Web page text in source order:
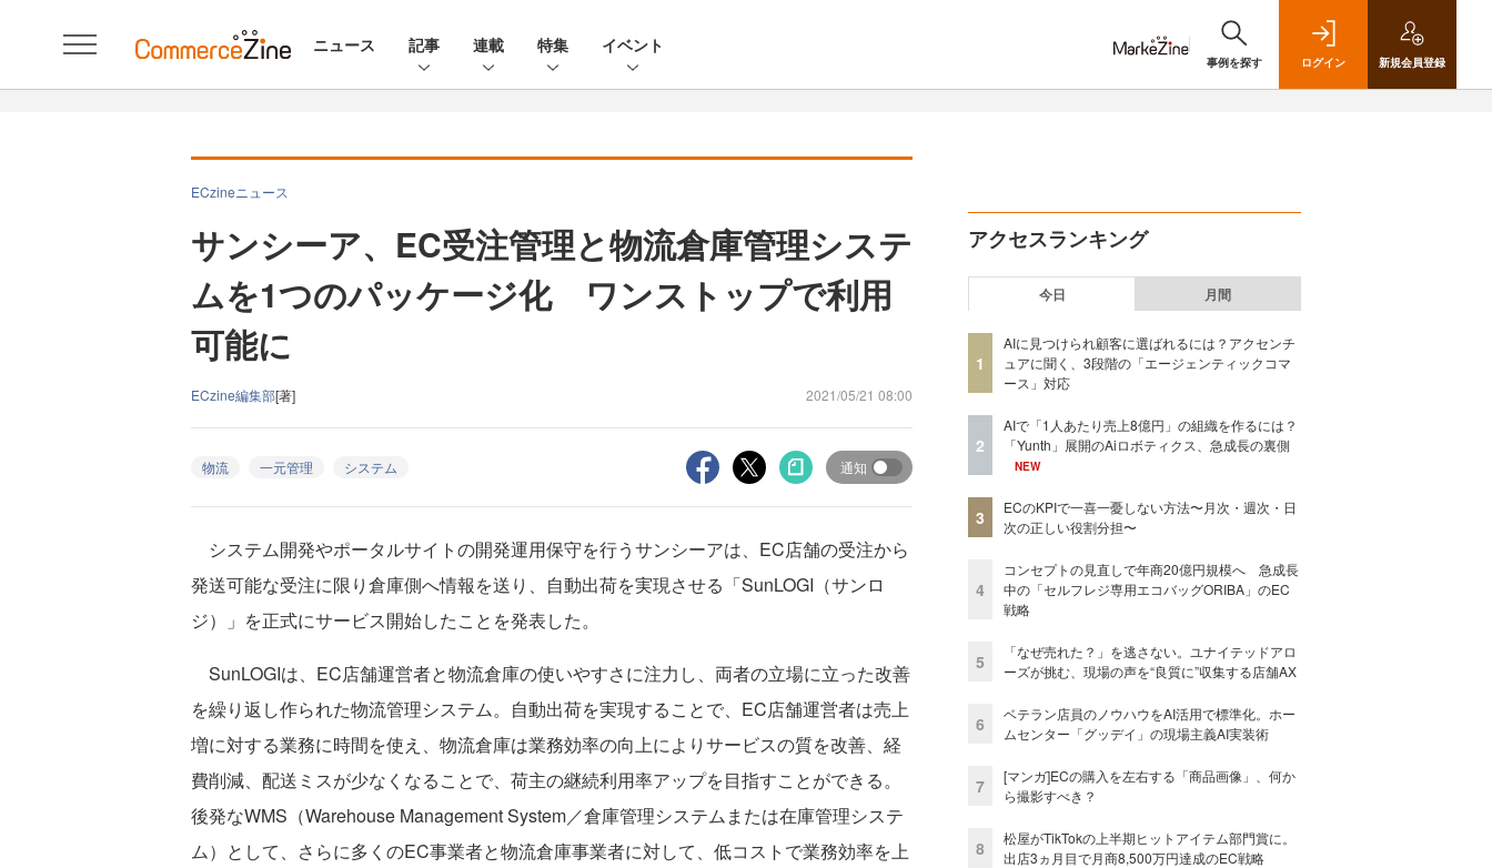
ニュース 記事 連載 特集 イベント
事例を探す ログイン 新規会員登録
ECzineニュース
サンシーア、EC受注管理と物流倉庫管理システ
ムを1つのパッケージ化 ワンストップで利用
可能に
ECzine編集部[著] 2021/05/21 08:00
物流 一元管理 システム 通知
システム開発やポータルサイトの開発運用保守を行うサンシーアは、EC店舗の受注から
発送可能な受注に限り倉庫側へ情報を送り、自動出荷を実現させる「SunLOGI（サンロ
ジ）」を正式にサービス開始したことを発表した。
SunLOGIは、EC店舗運営者と物流倉庫の使いやすさに注力し、両者の立場に立った改善
を繰り返し作られた物流管理システム。自動出荷を実現することで、EC店舗運営者は売上
増に対する業務に時間を使え、物流倉庫は業務効率の向上によりサービスの質を改善、経
費削減、配送ミスが少なくなることで、荷主の継続利用率アップを目指すことができる。
後発なWMS（Warehouse Management System／倉庫管理システムまたは在庫管理システ
ム）として、さらに多くのEC事業者と物流倉庫事業者に対して、低コストで業務効率を上
アクセスランキング
今日 月間
1
AIに見つけられ顧客に選ばれるには？アクセンチ
ュアに聞く、3段階の「エージェンティックコマ
ース」対応
2
AIで「1人あたり売上8億円」の組織を作るには？
「Yunth」展開のAiロボティクス、急成長の裏側
NEW
3
ECのKPIで一喜一憂しない方法〜月次・週次・日
次の正しい役割分担〜
4
コンセプトの見直しで年商20億円規模へ 急成長
中の「セルフレジ専用エコバッグORIBA」のEC
戦略
5
「なぜ売れた？」を逃さない。ユナイテッドアロ
ーズが挑む、現場の声を“良質に”収集する店舗AX
6
ベテラン店員のノウハウをAI活用で標準化。ホー
ムセンター「グッデイ」の現場主義AI実装術
7
[マンガ]ECの購入を左右する「商品画像」、何か
ら撮影すべき？
8
松屋がTikTokの上半期ヒットアイテム部門賞に。
出店3ヵ月目で月商8,500万円達成のEC戦略